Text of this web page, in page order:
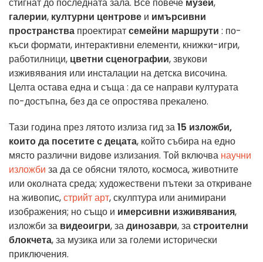
стигнат до последната зала. Все повече музеи,
галерии, културни центрове и имърсивни
пространства проектиратсемейни маршрути : по-
къси формати, интерактивни елементи, книжки-игри,
работилници, цветни сценографии, звукови
изживявания или инсталации на детска височина.
Целта остава една и съща : да се направи културата
по-достъпна, без да се опростява прекалено.
Тази година през лятото излиза гид за15 изложби,
които да посетите с децата, който събира на едно
място различни видове излизания. Той включва научни
изложби за да се обясни тялото, космоса, животните
или околната среда; художествени пътеки за откриване
на живопис,стрийт арт, скулптура или анимирани
изображения; но също и имерсивни изживявания,
изложби за видеоигри, задинозаври, застроителни
блокчета, за музика или за големи исторически
приключения.